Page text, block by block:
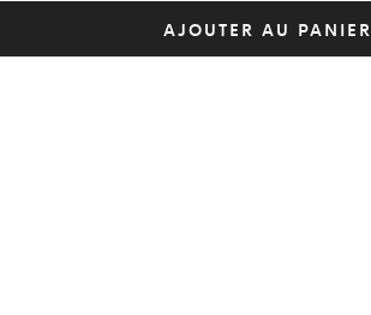
AJOUTER AU PANIER